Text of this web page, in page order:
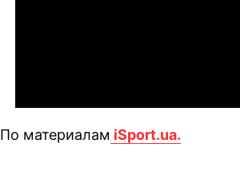
По материалам iSport.ua.